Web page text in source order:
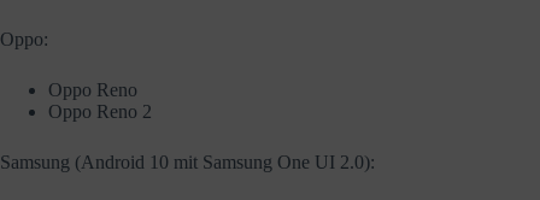
Oppo:
Oppo Reno
Oppo Reno 2
Samsung (Android 10 mit Samsung One UI 2.0):